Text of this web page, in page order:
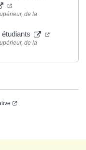
de la
de la